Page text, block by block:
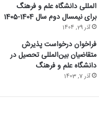
المللی دانشگاه علم و فرهنگ
برای نیمسال دوم سال 1404-1405
آذر 29, 1404
فراخوان درخواست پذیرش
متقاضیان بین‌المللی تحصیل در
دانشگاه علم و فرهنگ
آذر 7, 1403